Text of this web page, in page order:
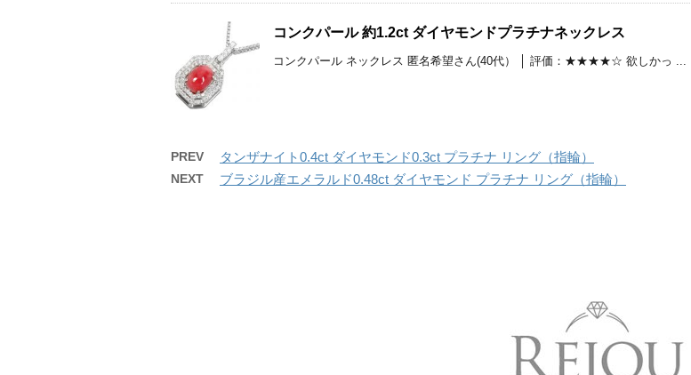
コンクパール 約1.2ct ダイヤモンドプラチナネックレス
コンクパール ネックレス 匿名希望さん(40代） │ 評価：★★★★☆ 欲しかっ ...
PREV タンザナイト0.4ct ダイヤモンド0.3ct プラチナ リング（指輪）
NEXT ブラジル産エメラルド0.48ct ダイヤモンド プラチナ リング（指輪）